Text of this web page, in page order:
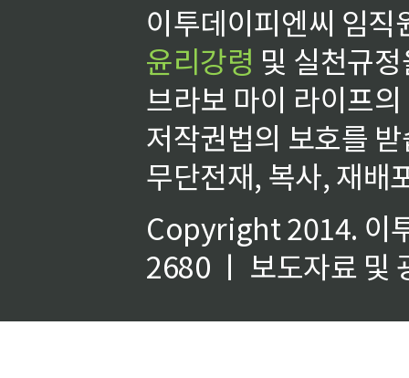
이투데이피엔씨 임
윤리강령 및 실천규
브라보 마이 라이프
저작권법의 보호를
무단전재, 복사, 재배
Copyright 2014. 이
2680 ㅣ 보도자료